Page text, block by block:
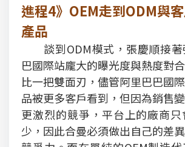
進程4》OEM走到ODM與
產品
談到ODM模式，張慶順接著
巴國際站龐大的曝光度與熱度對
比一把雙面刃，儘管阿里巴巴國
品被更多客戶看到，但因為銷售
更激烈的競爭，平台上的廠商
少，因此合曼必須做出自己的差